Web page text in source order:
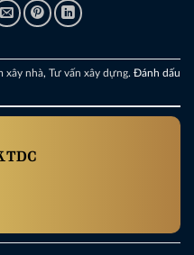
xây nhà, Tư vấn xây dựng. Đánh dấu